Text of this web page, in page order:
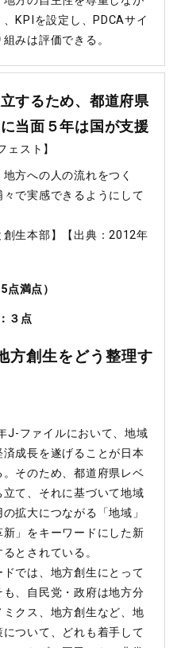
KPIを設定し、PDCAサイ
みは評価できる。
するため、都道府県
当面５年は国が支援
ェスト】
方への人の流れをつく
で実感できるようにして
創生本部】【出典：2012年
5点満点）
３点
方創生をどう整理す
J-ファイルにおいて、地域
成長を遂げることが日本
そのため、都道府県レベ
て、それに基づいて地域
拡大につながる「地域」
新」をキーワードにした新
とされている。
では、地方創生にとって
、自民党・政府は地方分
クス、地方創生など、地
ついて、どれも着手して